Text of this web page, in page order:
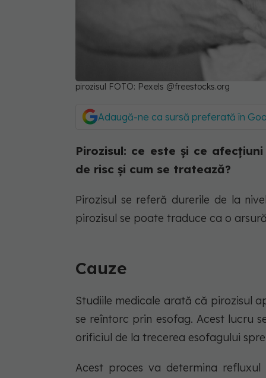
pirozisul FOTO: Pexels @freestocks.org
Adaugă-ne ca sursă preferată în
Pirozisul: ce este și ce
de risc și cum se tratează?
Pirozisul se referă durerile de la
pirozisul se poate traduce ca o
Cauze
Studiile medicale arată că pirozisul
se reîntorc prin esofag. Acest lucru
orificiul de la trecerea esofagului
Acest proces va determina